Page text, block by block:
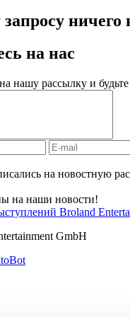
ничего
на нас
нашу рассылку и
на новостную
на наши новости!
GmbH